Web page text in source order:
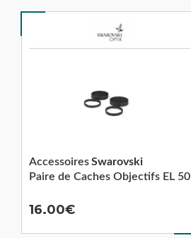
Paire de Caches Objectifs EL 50
AccessoiresSwarovski
16.00